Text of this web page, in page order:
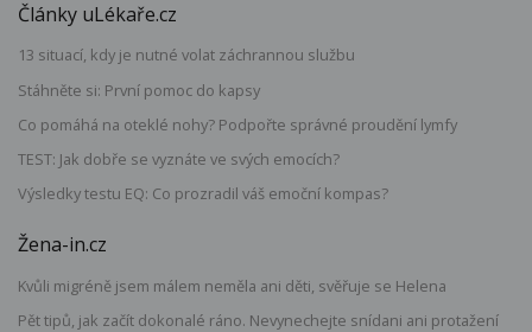
Články uLékaře.cz
13 situací, kdy je nutné volat záchrannou službu
Stáhněte si: První pomoc do kapsy
Co pomáhá na oteklé nohy? Podpořte správné proudění lymfy
TEST: Jak dobře se vyznáte ve svých emocích?
Výsledky testu EQ: Co prozradil váš emoční kompas?
Žena-in.cz
Kvůli migréně jsem málem neměla ani děti, svěřuje se Helena
Pět tipů, jak začít dokonalé ráno. Nevynechejte snídani ani protažení